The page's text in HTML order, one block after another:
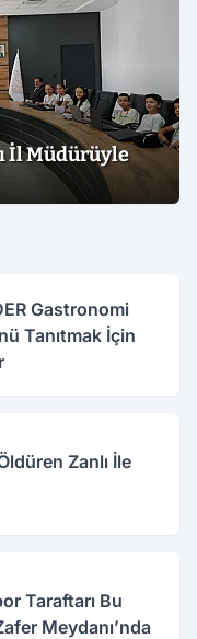
İl Müdürüyle
Gastronomi
Tanıtmak İçin
Zanlı İle
Taraftarı Bu
Meydanı’nda